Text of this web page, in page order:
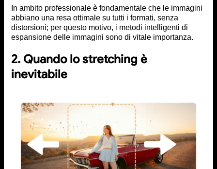
In ambito professionale è fondamentale che le immagini
abbiano una resa ottimale su tutti i formati, senza
distorsioni; per questo motivo, i metodi intelligenti di
espansione delle immagini sono di vitale importanza.
2. Quando lo stretching è
inevitabile